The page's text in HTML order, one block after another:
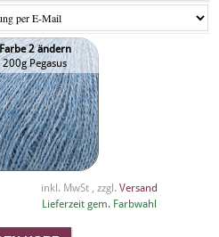
Farbe 2 ändern
200g Pegasus
inkl. MwSt , zzgl. Versand
Lieferzeit gem. Farbwahl